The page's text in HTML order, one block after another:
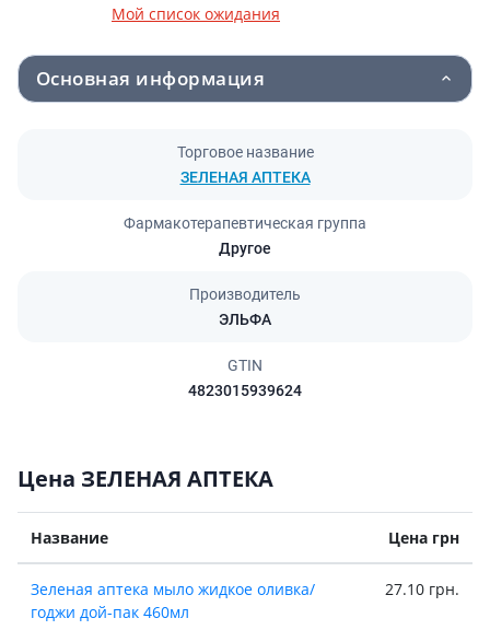
Мой список ожидания
Основная информация
Торговое название
ЗЕЛЕНАЯ АПТЕКА
Фармакотерапевтическая группа
Другое
Производитель
ЭЛЬФА
GTIN
4823015939624
Цена ЗЕЛЕНАЯ АПТЕКА
Название Цена грн
Зеленая аптека мыло жидкое оливка/
годжи дой-пак 460мл
27.10 грн.